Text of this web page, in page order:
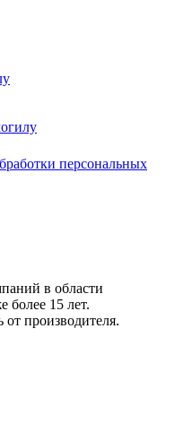
персональных
в области
более 15 лет.
от производителя.